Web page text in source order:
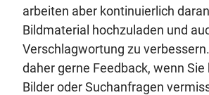
arbeiten aber kontinuierlich
Bildmaterial hochzuladen und
Verschlagwortung zu
daher gerne Feedback, wenn
Bilder oder Suchanfragen